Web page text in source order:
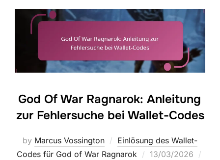
God Of War Ragnarok: Anleitung
zur Fehlersuche bei Wallet-Codes
by Marcus Vossington
Einlösung des Wallet-
Codes für God of War Ragnarok
Posted
13/03/2026